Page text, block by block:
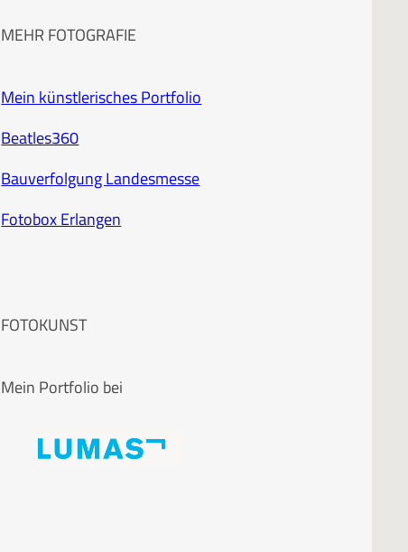
MEHR FOTOGRAFIE
Mein künstlerisches Portfolio
Beatles360
Bauverfolgung Landesmesse
Fotobox Erlangen
FOTOKUNST
Mein Portfolio bei